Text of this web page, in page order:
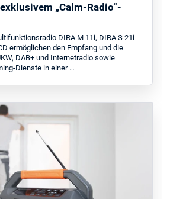
„Calm-Radio“-
DIRA M 11i, DIRA S 21i
ermöglichen den Empfang und die
DAB+ und Internetradio sowie
Dienste in einer …